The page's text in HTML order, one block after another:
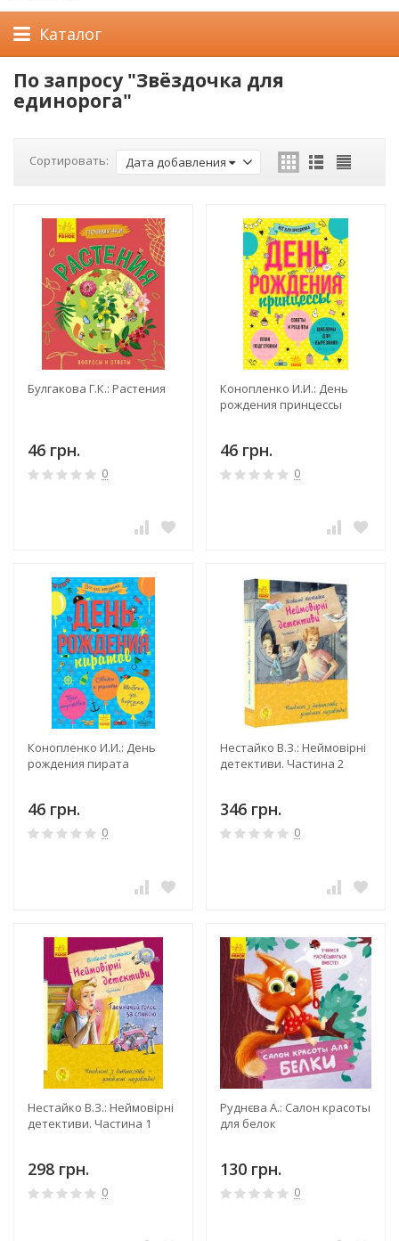
Каталог
По запросу "Звёздочка для
единорога"
Сортировать: Дата добавления
Булгакова Г.К.: Растения
46 грн.
0
Конопленко И.И.: День
рождения принцессы
46 грн.
0
Конопленко И.И.: День
рождения пирата
46 грн.
0
Нестайко В.З.: Неймовірні
детективи. Частина 2
346 грн.
0
Нестайко В.З.: Неймовірні
детективи. Частина 1
298 грн.
0
Руднєва А.: Салон красоты
для белок
130 грн.
0